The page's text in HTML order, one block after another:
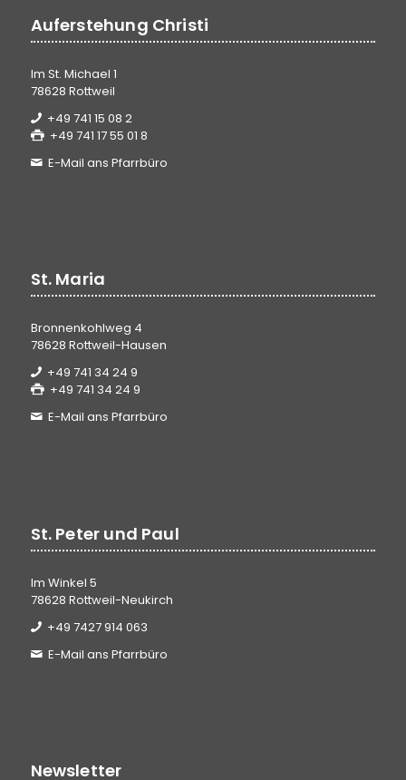
Auferstehung Christi
Im St. Michael 1
78628 Rottweil
+49 741 15 08 2
+49 741 17 55 01 8
E-Mail ans Pfarrbüro
St. Maria
Bronnenkohlweg 4
78628 Rottweil-Hausen
+49 741 34 24 9
+49 741 34 24 9
E-Mail ans Pfarrbüro
St. Peter und Paul
Im Winkel 5
78628 Rottweil-Neukirch
+49 7427 914 063
E-Mail ans Pfarrbüro
Newsletter